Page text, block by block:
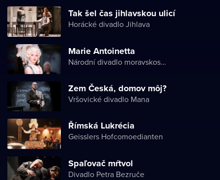
Tak šel čas jihlavskou ulicí
Horácké divadlo Jihlava
Marie Antoinetta
Národní divadlo moravskoslezské
Zem Česká, domov môj?
Vršovické divadlo Mana
Římská Lukrécia
Geisslers Hofcomoedianten
Spaľovač mŕtvol
Divadlo Petra Bezruče